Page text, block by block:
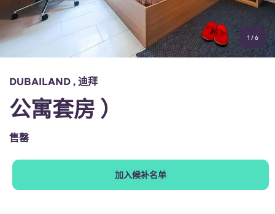
语言
English (GB)
Català
选择一个国家
立即预订
Portuguese
1 /6
DUBAILAND , 迪拜
公寓套房 ）
售罄
加入候补名单